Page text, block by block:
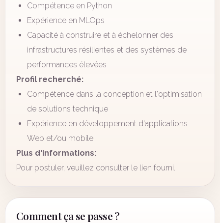
Compétence en Python
Expérience en MLOps
Capacité à construire et à échelonner des
infrastructures résilientes et des systèmes de
performances élevées
Profil recherché:
Compétence dans la conception et l'optimisation
de solutions technique
Expérience en développement d'applications
Web et/ou mobile
Plus d'informations:
Pour postuler, veuillez consulter le lien fourni.
Comment ça se passe ?